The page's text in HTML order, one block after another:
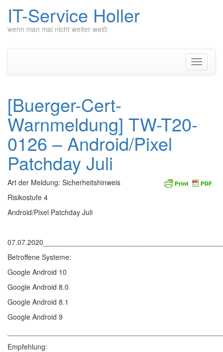
IT-Service Holler
wenn man mal nicht weiter weiß
[Buerger-Cert-
Warnmeldung] TW-T20-
0126 – Android/Pixel
Patchday Juli
Art der Meldung: Sicherheitshinweis
Risikostufe 4
Android/Pixel Patchday Juli
Betroffene Systeme:
Google Android 10
Google Android 8.0
Google Android 8.1
Google Android 9
Empfehlung: